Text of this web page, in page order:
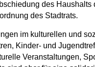
des Haushalts
des Stadtrats.
im kulturellen und
Kinder- und
Veranstaltungen,